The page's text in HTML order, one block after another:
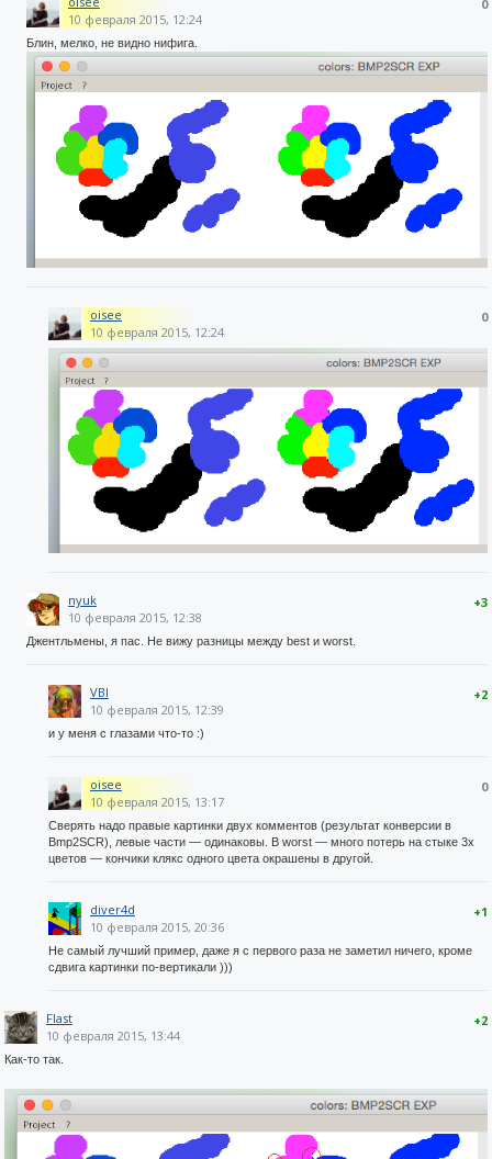
0
10 февраля 2015, 12:24
Блин, мелко, не видно нифига.
0
oisee
10 февраля 2015, 12:24
+3
nyuk
10 февраля 2015, 12:38
Джентльмены, я пас. Не вижу разницы между best и worst.
+2
VBI
10 февраля 2015, 12:39
и у меня с глазами что-то :)
0
oisee
10 февраля 2015, 13:17
Сверять надо правые картинки двух комментов (результат конверсии в
Bmp2SCR), левые части — одинаковы. В worst — много потерь на стыке 3х
цветов — кончики клякс одного цвета окрашены в другой.
+1
diver4d
10 февраля 2015, 20:36
Не самый лучший пример, даже я с первого раза не заметил ничего, кроме
сдвига картинки по-вертикали )))
+2
Flast
10 февраля 2015, 13:44
Как-то так.